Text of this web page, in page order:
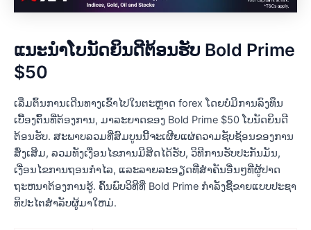
ແນະນຳໂບນັດຍິນດີຕ້ອນຮັບ Bold Prime
$50
ເລີ່ມຕົ້ນການເດີນທາງເຂົ້າໄປໃນຕະຫຼາດ forex ໂດຍບໍ່ມີການລົງທຶນ
ເບື້ອງຕົ້ນທີ່ຕ້ອງການ, ມາລະຍາດຂອງ Bold Prime $50 ໂບນັດຍິນດີ
ຕ້ອນຮັບ. ສະພາບລວມທີ່ສົມບູນນີ້ຈະເຜີຍແຜ່ຄວາມຊັບຊ້ອນຂອງການ
ສົ່ງເສີມ, ລວມທັງເງື່ອນໄຂການມີສິດໄດ້ຮັບ, ວິທີການຮັບປະກັນມັນ,
ເງື່ອນໄຂການຖອນກໍາໄລ, ແລະລາຍລະອຽດທີ່ສໍາຄັນອື່ນໆທີ່ຜູ້ປາດ
ຖະຫນາຕ້ອງການຮູ້. ຄົ້ນພົບວິທີທີ່ Bold Prime ກໍາລັງຊື້ຂາຍແບບປະຊາ
ທິປະໄຕສໍາລັບຜູ້ມາໃຫມ່.